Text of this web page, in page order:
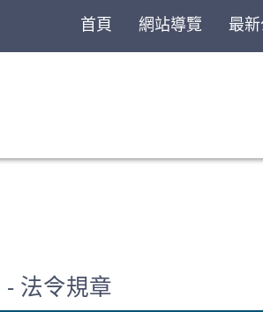
首頁 網站導覽 最
- 法令規章